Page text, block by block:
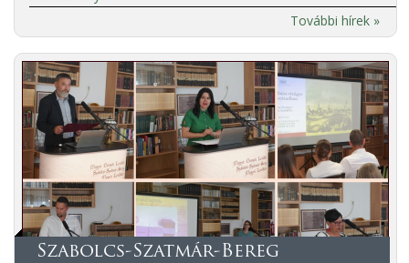
További hírek »
Szabolcs-Szatmár-Bereg